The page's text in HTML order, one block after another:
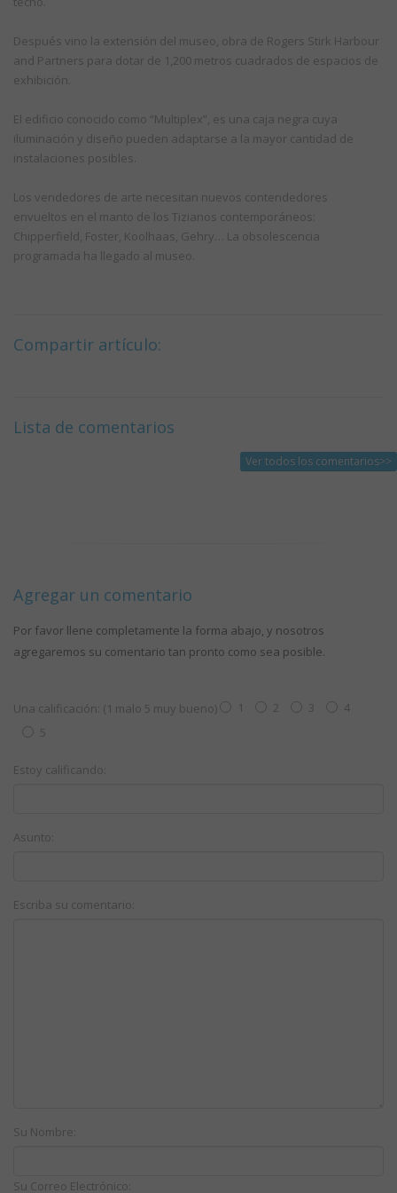
Después vino la extensión del museo, obra de Rogers Stirk Harbour
and Partners para dotar de 1,200 metros cuadrados de espacios de
exhibición.
El edificio conocido como “Multiplex”, es una caja negra cuya
iluminación y diseño pueden adaptarse a la mayor cantidad de
instalaciones posibles.
Los vendedores de arte necesitan nuevos contendedores
envueltos en el manto de los Tizianos contemporáneos:
Chipperfield, Foster, Koolhaas, Gehry… La obsolescencia
programada ha llegado al museo.
Compartir artículo:
Lista de comentarios
Ver todos los comentarios>>
Agregar un comentario
Por favor llene completamente la forma abajo, y nosotros
agregaremos su comentario tan pronto como sea posible.
Una calificación: (1 malo 5 muy bueno) 1 2 3
4
5
Estoy calificando:
Asunto:
Escriba su comentario:
Su Nombre:
Su Correo Electrónico: